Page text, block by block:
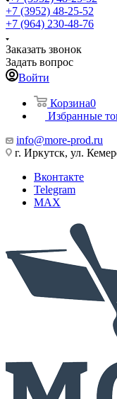
+7 (3952) 48-25-52
+7 (964) 230-48-76
Заказать звонок
Задать вопрос
Войти
Корзина0
Избранные
info@more-prod.ru
г. Иркутск, ул.
Вконтакте
Telegram
MAX